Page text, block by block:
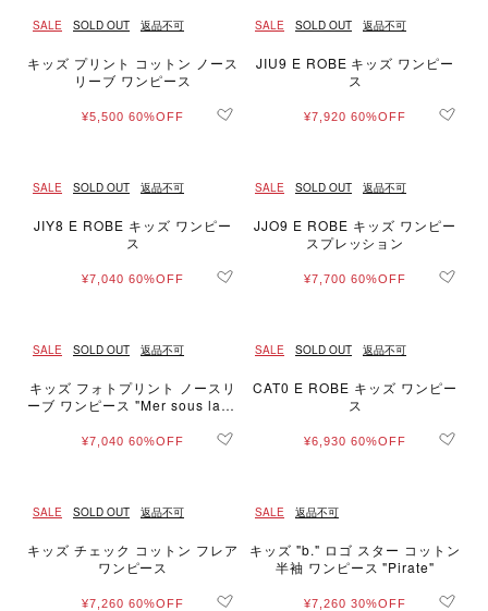
SALE SOLD OUT 返品不可
キッズ プリント コットン ノース
リーブ ワンピース
¥5,500 60%OFF
SALE SOLD OUT 返品不可
JIU9 E ROBE キッズ ワンピー
ス
¥7,920 60%OFF
SALE SOLD OUT 返品不可
JIY8 E ROBE キッズ ワンピー
ス
¥7,040 60%OFF
SALE SOLD OUT 返品不可
JJO9 E ROBE キッズ ワンピー
スプレッション
¥7,700 60%OFF
SALE SOLD OUT 返品不可
キッズ フォトプリント ノースリ
ーブ ワンピース "Mer sous la pl
¥7,040 60%OFF
SALE SOLD OUT 返品不可
CAT0 E ROBE キッズ ワンピー
ス
¥6,930 60%OFF
SALE SOLD OUT 返品不可
キッズ チェック コットン フレア
ワンピース
¥7,260 60%OFF
SALE 返品不可
キッズ "b." ロゴ スター コットン
半袖 ワンピース "Pirate"
¥7,260 30%OFF